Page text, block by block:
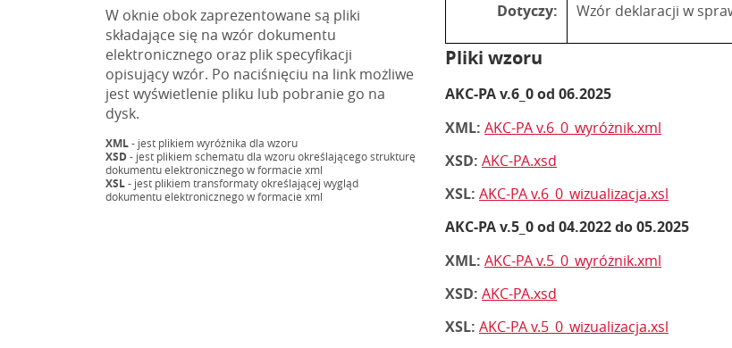
W oknie obok zaprezentowane są pliki
składające się na wzór dokumentu
elektronicznego oraz plik specyfikacji
opisujący wzór. Po naciśnięciu na link możliwe
jest wyświetlenie pliku lub pobranie go na
dysk.
XML- jest plikiem wyróżnika dla wzoru
XSD- jest plikiem schematu dla wzoru określającego strukturę
dokumentu elektronicznego w formacie xml
XSL- jest plikiem transformaty określającej wygląd
dokumentu elektronicznego w formacie xml
Dotyczy: Wzór deklaracji w
Pliki wzoru
AKC-PA v.6_0 od 06.2025
XML: AKC-PA v.6_0_wyróżnik.xml
XSD: AKC-PA.xsd
XSL: AKC-PA v.6_0_wizualizacja.xsl
AKC-PA v.5_0 od 04.2022 do 05.2025
XML: AKC-PA v.5_0_wyróżnik.xml
XSD: AKC-PA.xsd
XSL: AKC-PA v.5_0_wizualizacja.xsl